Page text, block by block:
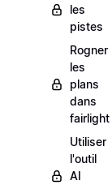
les
pistes
Rogner
les
plans
dans
fairlight
Utiliser
l'outil
AI